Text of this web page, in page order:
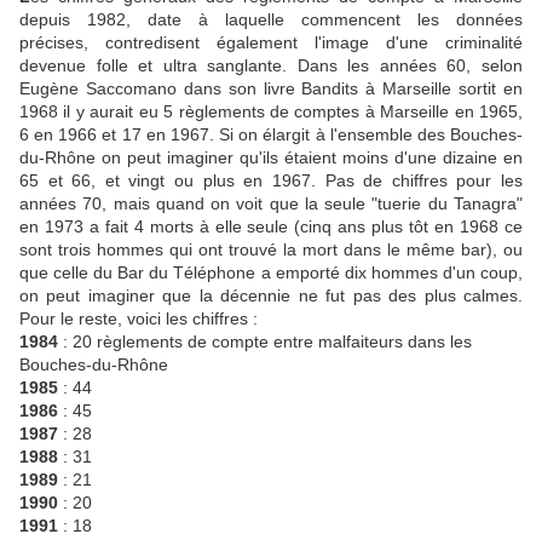
depuis 1982, date à laquelle commencent les données
précises, contredisent également l'image d'une criminalité
devenue folle et ultra sanglante. Dans les années 60, selon
Eugène Saccomano dans son livre Bandits à Marseille sortit en
1968 il y aurait eu 5 règlements de comptes à Marseille en 1965,
6 en 1966 et 17 en 1967. Si on élargit à l'ensemble des Bouches-
du-Rhône on peut imaginer qu'ils étaient moins d'une dizaine en
65 et 66, et vingt ou plus en 1967. Pas de chiffres pour les
années 70, mais quand on voit que la seule "tuerie du Tanagra"
en 1973 a fait 4 morts à elle seule (cinq ans plus tôt en 1968 ce
sont trois hommes qui ont trouvé la mort dans le même bar), ou
que celle du Bar du Téléphone a emporté dix hommes d'un coup,
on peut imaginer que la décennie ne fut pas des plus calmes.
Pour le reste, voici les chiffres :
1984 : 20 règlements de compte entre malfaiteurs dans les
Bouches-du-Rhône
1985 : 44
1986 : 45
1987 : 28
1988 : 31
1989 : 21
1990 : 20
1991 : 18